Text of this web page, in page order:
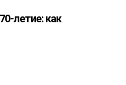
летие: как